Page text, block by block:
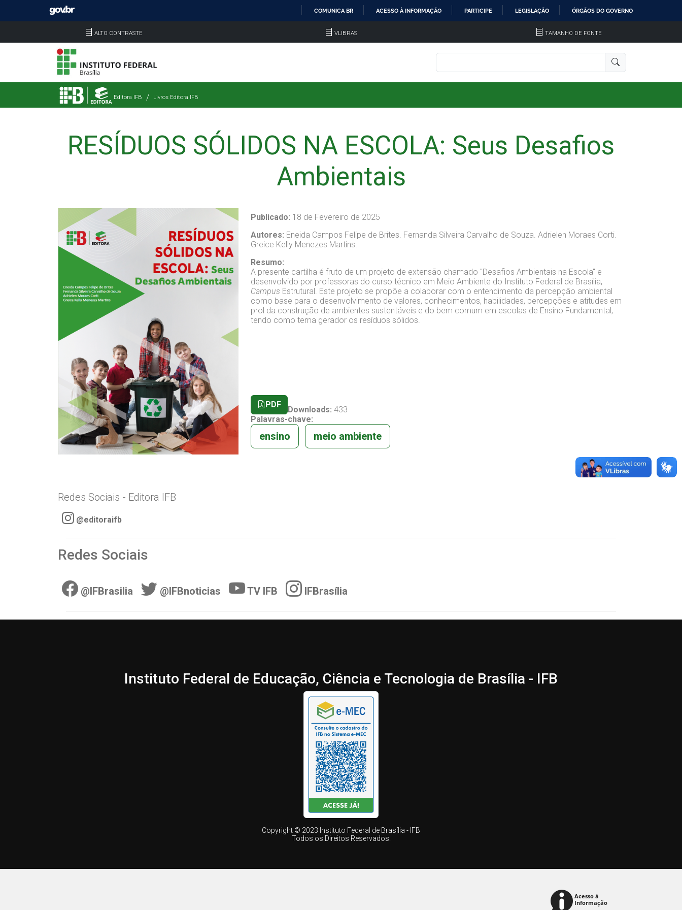
COMUNICA BR ACESSO À INFORMAÇÃO PARTICIPE LEGISLAÇÃO ÓRGÃOS DO GOVERNO
ALTO CONTRASTE VLIBRAS TAMANHO DE FONTE
Editora IFB Livros Editora IFB
RESÍDUOS SÓLIDOS NA ESCOLA: Seus Desafios
Ambientais
Publicado: 18 de Fevereiro de 2025
Autores: Eneida Campos Felipe de Brites. Fernanda Silveira Carvalho de Souza. Adrielen Moraes Corti.
Greice Kelly Menezes Martins.
Resumo:
A presente cartilha é fruto de um projeto de extensão chamado "Desafios Ambientais na Escola" e
desenvolvido por professoras do curso técnico em Meio Ambiente do Instituto Federal de Brasília,
Campus Estrutural. Este projeto se propõe a colaborar com o entendimento da percepção ambiental
como base para o desenvolvimento de valores, conhecimentos, habilidades, percepções e atitudes em
prol da construção de ambientes sustentáveis e do bem comum em escolas de Ensino Fundamental,
tendo como tema gerador os resíduos sólidos.
PDF
Downloads: 433
Palavras-chave:
ensino meio ambiente
Redes Sociais - Editora IFB
@editoraifb
Redes Sociais
@IFBrasilia @IFBnoticias TV IFB IFBrasília
Instituto Federal de Educação, Ciência e Tecnologia de Brasília - IFB
Copyright © 2023 Instituto Federal de Brasília - IFB
Todos os Direitos Reservados.